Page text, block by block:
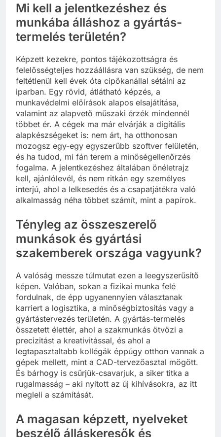
Mi kell a jelentkezéshez és
munkába álláshoz a gyártás-
termelés területén?
Képzett kezekre, pontos tájékozottságra és
felelősségteljes hozzáállásra van szükség, de nem
feltétlenül kell évek óta cipőkanállal sétálni az
iparban. Egy rövid, átlátható képzés, a
munkavédelmi előírások alapos elsajátítása,
valamint az alapvető műszaki érzék mindennél
többet ér. A cégek ma már elvárják a digitális
alapkészségeket is: nem árt, ha otthonosan
mozogsz egy-egy egyszerűbb szoftver felületén,
és ha tudod, mi fán terem a minőségellenőrzés
fogalma. A jelentkezéshez általában önéletrajz
kell, ajánlólevél, és nem ritkán egy személyes
interjú, ahol a lelkesedés és a csapatjátékra való
alkalmasság néha többet számít, mint a papírok.
Tényleg az összeszerelő
munkások és gyártási
szakemberek országa vagyunk?
A valóság messze túlmutat ezen a leegyszerűsítő
képen. Valóban, sokan a fizikai munka felé
fordulnak, de épp ugyanennyien választanak
karriert a logisztika, a minőségbiztosítás vagy a
gyártástervezés területén. A gyártás-termelés
összetett élettér, ahol a szakmunkás ötvözi a
precizitást a kreativitással, és ahol a
legtapasztaltabb kollégák éppúgy otthon vannak a
gépek mellett, mint a CAD-tervezőasztal mögött.
És bárhogy is csűrjük-csavarjuk, a siker titka a
rugalmasság – aki nyitott az új kihívásokra, az itt
megleli a számítását.
A magasan képzett, nyelveket
beszélő álláskeresők és